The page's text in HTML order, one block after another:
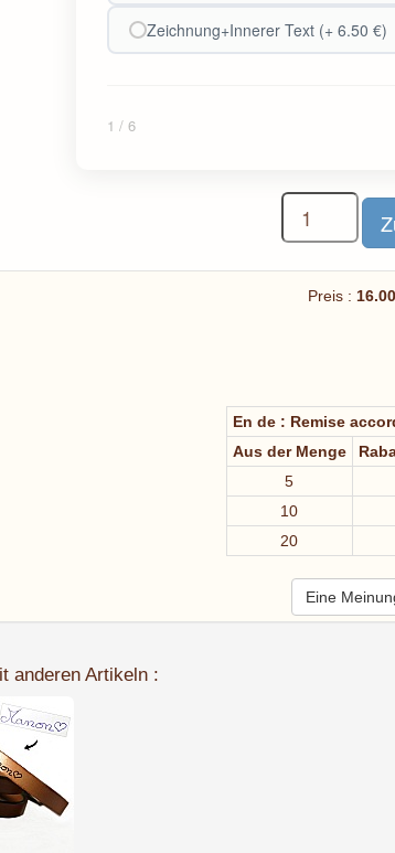
Zeichnung+Innerer Text (+ 6.50 €)
1 / 6
Preis :
En de : Remise
Aus der Menge
5
10
20
Eine
anderen Artikeln :